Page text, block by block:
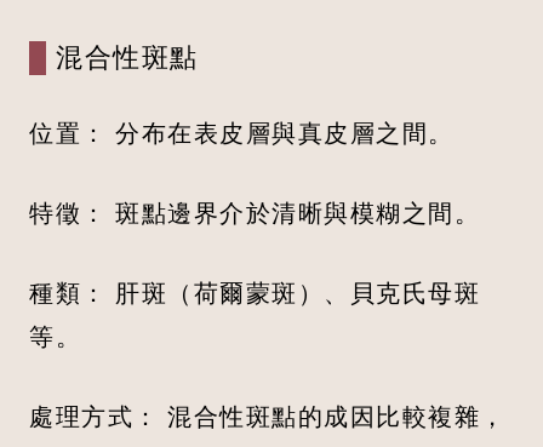
混合性斑點
位置： 分布在表皮層與真皮層之間。
特徵： 斑點邊界介於清晰與模糊之間。
種類： 肝斑（荷爾蒙斑）、貝克氏母斑
等。
處理方式： 混合性斑點的成因比較複雜，